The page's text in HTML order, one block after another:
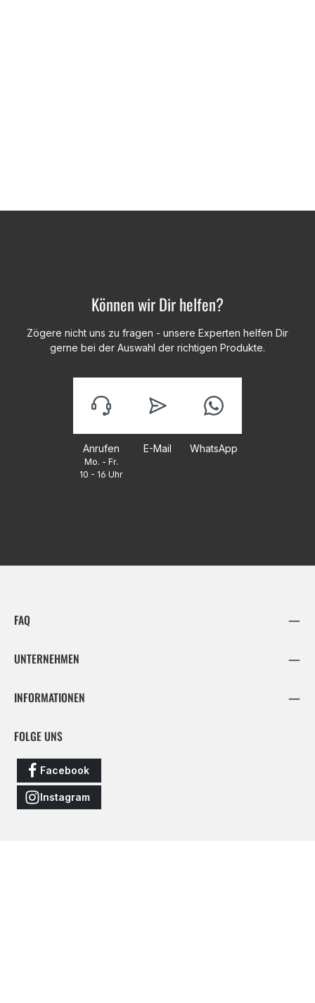
Können wir Dir helfen?
Zögere nicht uns zu fragen - unsere Experten helfen Dir
gerne bei der Auswahl der richtigen Produkte.
Anrufen
Mo. - Fr.
10 - 16 Uhr
E-Mail WhatsApp
FAQ
UNTERNEHMEN
INFORMATIONEN
FOLGE UNS
Facebook
Instagram